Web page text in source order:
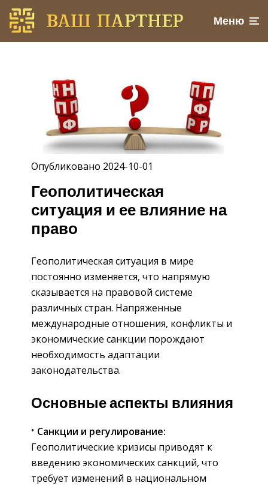
Меню
Опубликовано 2024-10-01
Геополитическая
ситуация и ее влияние на
право
Геополитическая ситуация в мире
постоянно изменяется, что напрямую
сказывается на правовой системе
различных стран. Напряженные
международные отношения, конфликты и
экономические санкции порождают
необходимость адаптации
законодательства.
Основные аспекты влияния
Санкции и регулирование:
Геополитические кризисы приводят к
введению экономических санкций, что
требует изменений в национальном